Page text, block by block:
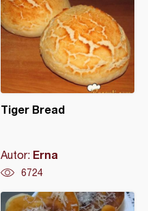
Tiger Bread
Autor: Erna
6724